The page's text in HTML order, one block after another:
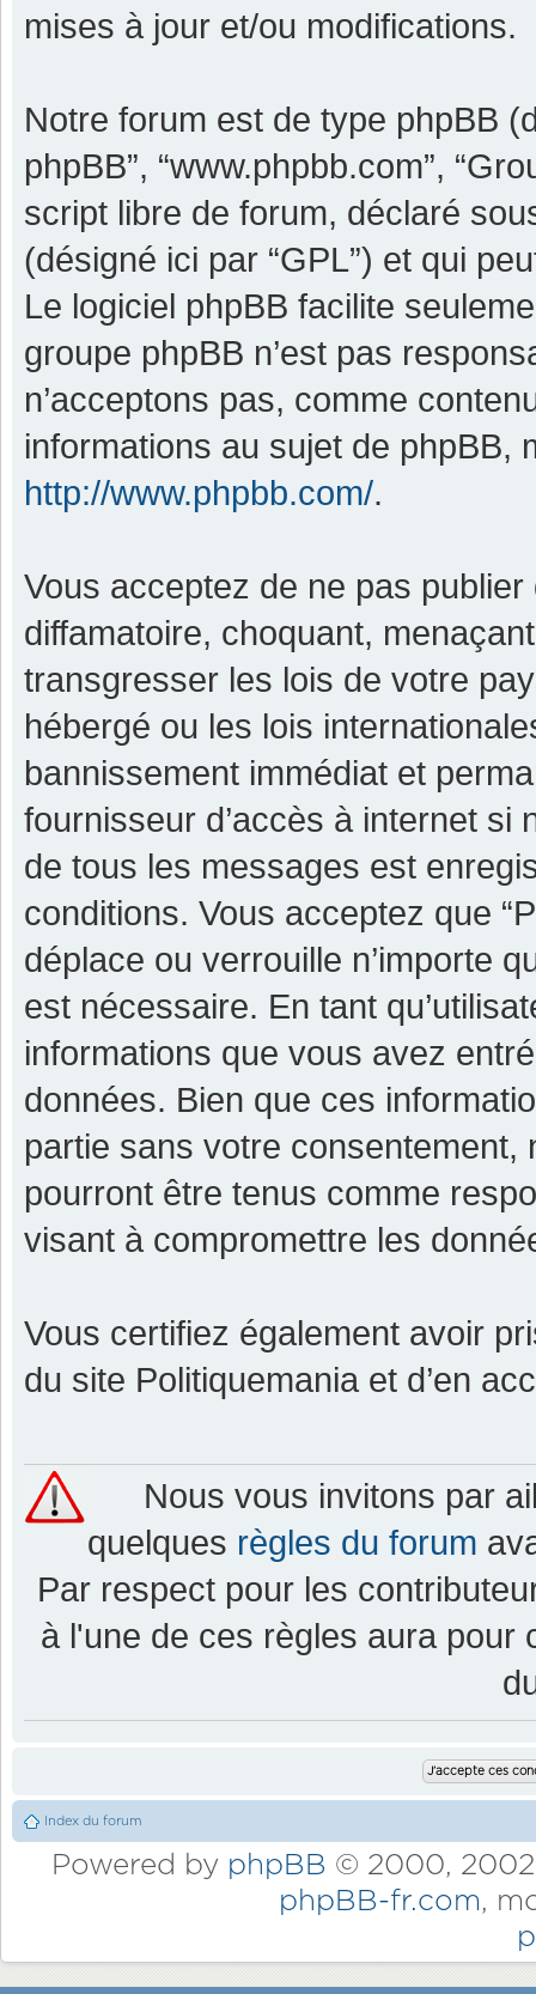
mises à jour et/ou modifications.
Notre forum est de type phpBB
phpBB”, “www.phpbb.com”,
script libre de forum, déclaré
(désigné ici par “GPL”) et qui
Le logiciel phpBB facilite
groupe phpBB n’est pas
n’acceptons pas, comme
informations au sujet de phpBB,
http://www.phpbb.com/.
Vous acceptez de ne pas
diffamatoire, choquant,
transgresser les lois de votre
hébergé ou les lois
bannissement immédiat et
fournisseur d’accès à internet si
de tous les messages est
conditions. Vous acceptez que
déplace ou verrouille n’importe
est nécessaire. En tant
informations que vous avez
données. Bien que ces
partie sans votre consentement,
pourront être tenus comme
visant à compromettre les
Vous certifiez également avoir
du site Politiquemania et d’en
Nous vous invitons par
quelques règles du forum
Par respect pour les
à l'une de ces règles aura pour
Index du forum
Powered by phpBB © 2000,
phpBB-fr.com,